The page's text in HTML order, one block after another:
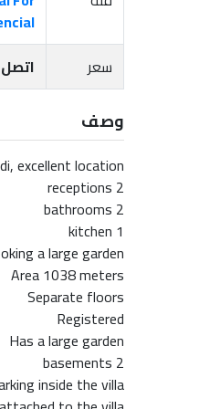
سعر
اتصل
وصف
excellent location
2 receptions
2 bathrooms
1 kitchen
a large garden
Area 1038 meters
Separate floors
Registered
Has a large garden
2 basements
inside the villa